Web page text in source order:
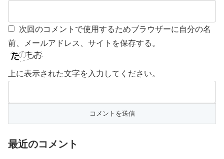
次回のコメントで使用するためブラウザーに自分の名
前、メールアドレス、サイトを保存する。
上に表示された文字を入力してください。
最近のコメント